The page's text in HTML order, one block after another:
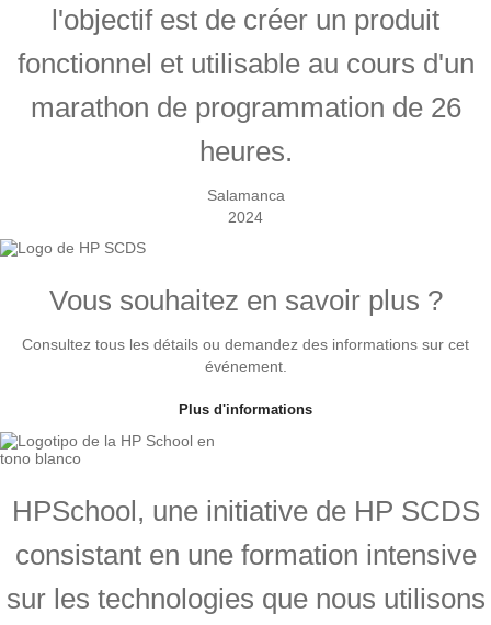
l'objectif est de créer un produit
fonctionnel et utilisable au cours d'un
marathon de programmation de 26
heures.
Salamanca
2024
Vous souhaitez en savoir plus ?
Consultez tous les détails ou demandez des informations sur cet
événement.
Plus d'informations
HPSchool, une initiative de HP SCDS
consistant en une formation intensive
sur les technologies que nous utilisons